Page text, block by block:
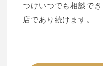
つけいつでも相談で
店であり続けます。